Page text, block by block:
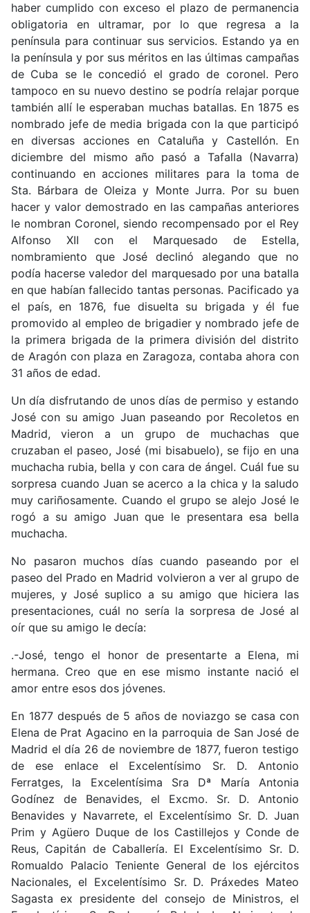
haber cumplido con exceso el plazo de permanencia
obligatoria en ultramar, por lo que regresa a la
península para continuar sus servicios. Estando ya en
la península y por sus méritos en las últimas campañas
de Cuba se le concedió el grado de coronel. Pero
tampoco en su nuevo destino se podría relajar porque
también allí le esperaban muchas batallas. En 1875 es
nombrado jefe de media brigada con la que participó
en diversas acciones en Cataluña y Castellón. En
diciembre del mismo año pasó a Tafalla (Navarra)
continuando en acciones militares para la toma de
Sta. Bárbara de Oleiza y Monte Jurra. Por su buen
hacer y valor demostrado en las campañas anteriores
le nombran Coronel, siendo recompensado por el Rey
Alfonso XII con el Marquesado de Estella,
nombramiento que José declinó alegando que no
podía hacerse valedor del marquesado por una batalla
en que habían fallecido tantas personas. Pacificado ya
el país, en 1876, fue disuelta su brigada y él fue
promovido al empleo de brigadier y nombrado jefe de
la primera brigada de la primera división del distrito
de Aragón con plaza en Zaragoza, contaba ahora con
31 años de edad.
Un día disfrutando de unos días de permiso y estando
José con su amigo Juan paseando por Recoletos en
Madrid, vieron a un grupo de muchachas que
cruzaban el paseo, José (mi bisabuelo), se fijo en una
muchacha rubia, bella y con cara de ángel. Cuál fue su
sorpresa cuando Juan se acerco a la chica y la saludo
muy cariñosamente. Cuando el grupo se alejo José le
rogó a su amigo Juan que le presentara esa bella
muchacha.
No pasaron muchos días cuando paseando por el
paseo del Prado en Madrid volvieron a ver al grupo de
mujeres, y José suplico a su amigo que hiciera las
presentaciones, cuál no sería la sorpresa de José al
oír que su amigo le decía:
.-José, tengo el honor de presentarte a Elena, mi
hermana. Creo que en ese mismo instante nació el
amor entre esos dos jóvenes.
En 1877 después de 5 años de noviazgo se casa con
Elena de Prat Agacino en la parroquia de San José de
Madrid el día 26 de noviembre de 1877, fueron testigo
de ese enlace el Excelentísimo Sr. D. Antonio
Ferratges, la Excelentísima Sra Dª María Antonia
Godínez de Benavides, el Excmo. Sr. D. Antonio
Benavides y Navarrete, el Excelentísimo Sr. D. Juan
Prim y Agüero Duque de los Castillejos y Conde de
Reus, Capitán de Caballería. El Excelentísimo Sr. D.
Romualdo Palacio Teniente General de los ejércitos
Nacionales, el Excelentísimo Sr. D. Práxedes Mateo
Sagasta ex presidente del consejo de Ministros, el